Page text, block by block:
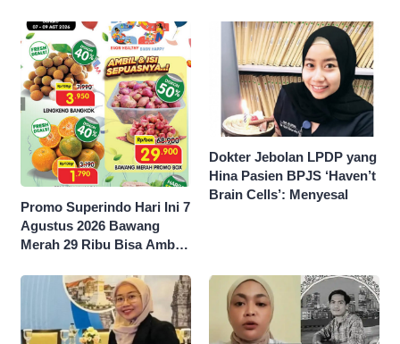
Promo Superindo Hari Ini 7
Agustus 2026 Bawang
Merah 29 Ribu Bisa Ambil
50 Persen
Dokter Jebolan LPDP yang
Hina Pasien BPJS ‘Haven’t
Brain Cells’: Menyesal